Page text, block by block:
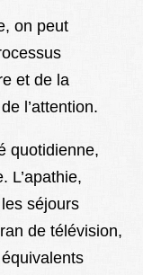
on peut
et de la
l’attention.
quotidienne,
L’apathie,
les séjours
de télévision,